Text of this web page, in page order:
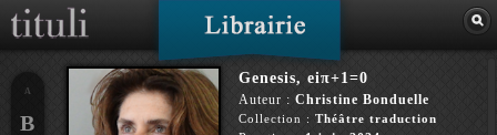
Genesis, eiπ+1=0
Auteur : Christine Bonduelle
Collection : Théâtre traduction
A
B